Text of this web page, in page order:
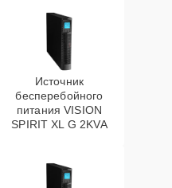
Источник
бесперебойного
питания VISION
SPIRIT XL G 2KVA